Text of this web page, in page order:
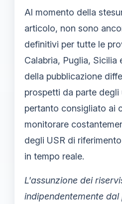
Al momento della
articolo, non sono
definitivi per tutte le
Calabria, Puglia, Sicilia
della pubblicazione
prospetti da parte degli
pertanto consigliato ai
monitorare
degli USR di
in tempo reale.
L'assunzione dei
indipendentemente